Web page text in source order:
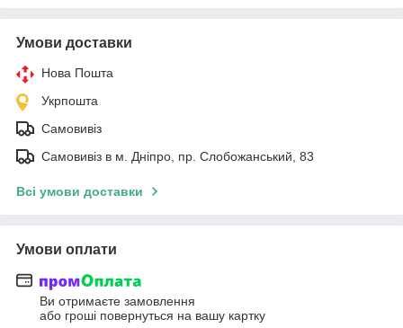
Умови доставки
Нова Пошта
Укрпошта
Самовивіз
Самовивіз в м. Дніпро, пр. Слобожанський, 83
Всі умови доставки
Умови оплати
Ви отримаєте замовлення
або гроші повернуться на вашу картку